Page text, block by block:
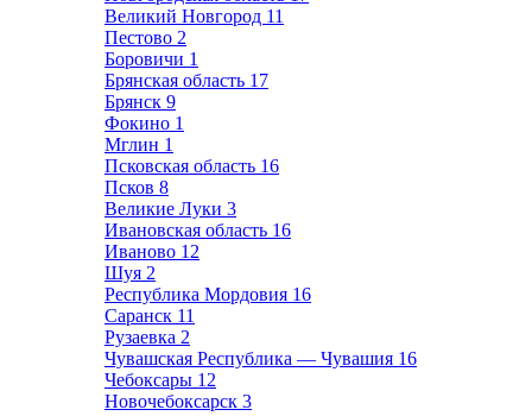
Великий Новгород 11
Пестово 2
Боровичи 1
Брянская область 17
Брянск 9
Фокино 1
Мглин 1
Псковская область 16
Псков 8
Великие Луки 3
Ивановская область 16
Иваново 12
Шуя 2
Республика Мордовия 16
Саранск 11
Рузаевка 2
Чувашская Республика — Чувашия 16
Чебоксары 12
Новочебоксарск 3